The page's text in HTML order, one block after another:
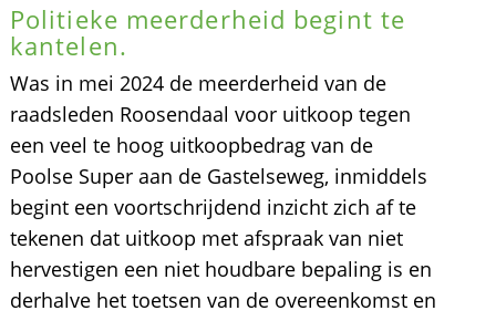
Politieke meerderheid begint te
kantelen.
Was in mei 2024 de meerderheid van de
raadsleden Roosendaal voor uitkoop tegen
een veel te hoog uitkoopbedrag van de
Poolse Super aan de Gastelseweg, inmiddels
begint een voortschrijdend inzicht zich af te
tekenen dat uitkoop met afspraak van niet
hervestigen een niet houdbare bepaling is en
derhalve het toetsen van de overeenkomst en